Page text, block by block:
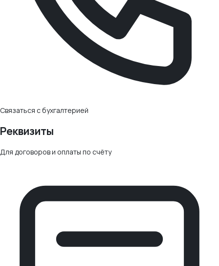
Связаться с бухгалтерией
Реквизиты
Для договоров и оплаты по счёту